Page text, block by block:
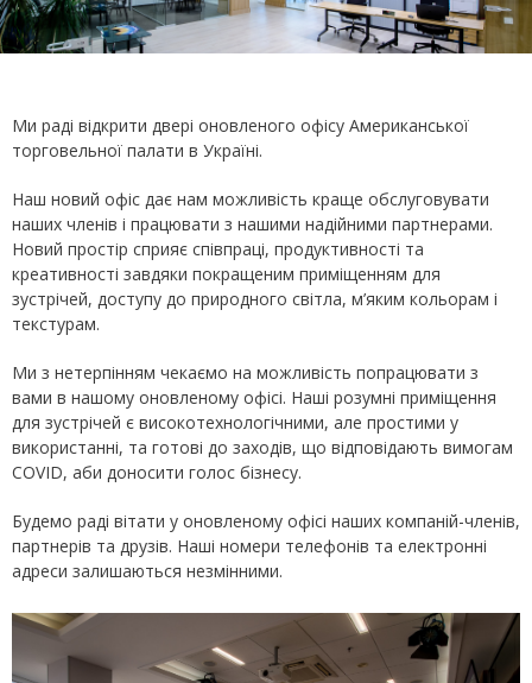
Ми раді відкрити двері оновленого офісу Американської
торговельної палати в Україні.
Наш новий офіс дає нам можливість краще обслуговувати
наших членів і працювати з нашими надійними партнерами.
Новий простір сприяє співпраці, продуктивності та
креативності завдяки покращеним приміщенням для
зустрічей, доступу до природного світла, м’яким кольорам і
текстурам.
Ми з нетерпінням чекаємо на можливість попрацювати з
вами в нашому оновленому офісі. Наші розумні приміщення
для зустрічей є високотехнологічними, але простими у
використанні, та готові до заходів, що відповідають вимогам
COVID, аби доносити голос бізнесу.
Будемо раді вітати у оновленому офісі наших компаній-членів,
партнерів та друзів. Наші номери телефонів та електронні
адреси залишаються незмінними.